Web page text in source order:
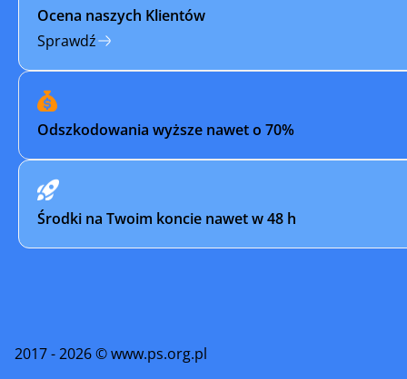
Ocena naszych Klientów
Sprawdź
Odszkodowania wyższe nawet o 70%
Środki na Twoim koncie nawet w 48 h
2017 - 2026 © www.ps.org.pl